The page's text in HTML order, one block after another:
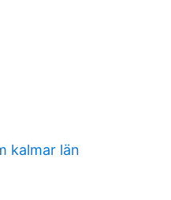
kalmar län